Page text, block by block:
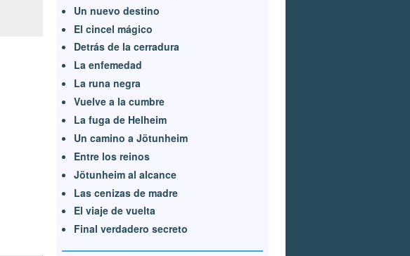
Un nuevo destino
El cincel mágico
Detrás de la cerradura
La enfemedad
La runa negra
Vuelve a la cumbre
La fuga de Helheim
Un camino a Jötunheim
Entre los reinos
Jötunheim al alcance
Las cenizas de madre
El viaje de vuelta
Final verdadero secreto